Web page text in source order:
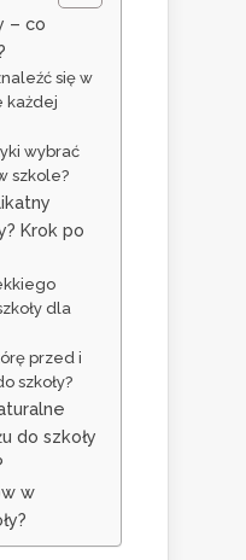
– co
się w
każdej
wybrać
szkole?
Krok po
dla
przed i
szkoły?
do szkoły
w